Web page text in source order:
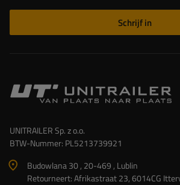
Schrijf in
UNITRAILER Sp. z o.o.
BTW-Nummer: PL5213739921
Budowlana 30 , 20-469 , Lublin
Retourneert: Afrikastraat 23, 6014CG